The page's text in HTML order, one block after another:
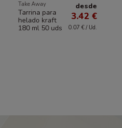
Take Away
Tarrina para
helado kraft
180 ml 50 uds
desde
3.42 €
0.07 € / Ud.